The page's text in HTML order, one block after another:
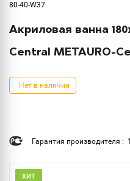
80-40-W37
Акриловая ванна
Central METAURO-
Нет в наличии
Гарантия производителя :
ХИТ